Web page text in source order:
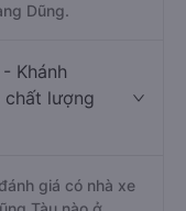
Dũng.
Khánh
chất lượng
giá có nhà xe